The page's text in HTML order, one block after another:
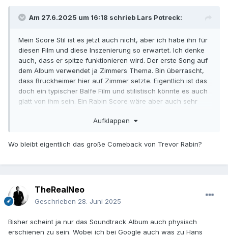
Am 27.6.2025 um 16:18 schrieb Lars Potreck:
Mein Score Stil ist es jetzt auch nicht, aber ich habe ihn für
diesen Film und diese Inszenierung so erwartet. Ich denke
auch, dass er spitze funktionieren wird. Der erste Song auf
dem Album verwendet ja Zimmers Thema. Bin überrascht,
dass Bruckheimer hier auf Zimmer setzte. Eigentlich ist das
doch ein typischer Balfe Film und stilistisch könnte es auch
glatt von ihm sein. Ein Rabin Score wäre aber auch sehr
Gitarren hätten ordentlich zu tun gehabt.
Aufklappen
Wo bleibt eigentlich das große Comeback von Trevor Rabin?
TheRealNeo
Geschrieben 28. Juni 2025
Bisher scheint ja nur das Soundtrack Album auch physisch
erschienen zu sein. Wobei ich bei Google auch was zu Hans